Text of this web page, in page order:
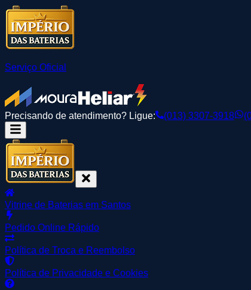
Serviço Oficial
Precisando de atendimento? Ligue: (013) 3307-3918
Vitrine de Baterias em Santos
Pedido Online Rápido
Política de Troca e Reembolso
Política de Privacidade e Cookies